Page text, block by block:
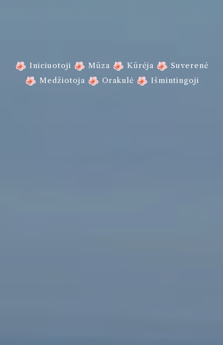
Iniciuotoji Mūza Kūrėja
Suverenė
Medžiotoja
Orakulė Išmintingoji